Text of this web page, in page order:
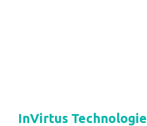
InVirtus